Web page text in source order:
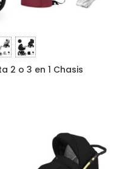
2 o 3 en 1 Chasis